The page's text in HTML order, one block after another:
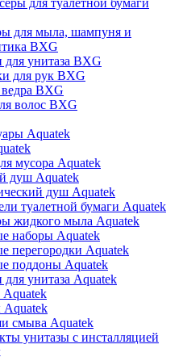
для туалетной бумаги
для мыла, шампуня и
BXG
унитаза BXG
для рук BXG
BXG
волос BXG
Aquatek
мусора Aquatek
душ Aquatek
душ Aquatek
туалетной бумаги Aquatek
жидкого мыла Aquatek
наборы Aquatek
перегородки Aquatek
поддоны Aquatek
унитаза Aquatek
Aquatek
смыва Aquatek
унитазы с инсталляцией